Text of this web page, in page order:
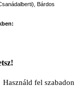
Bárdos
Használd fel szabadon